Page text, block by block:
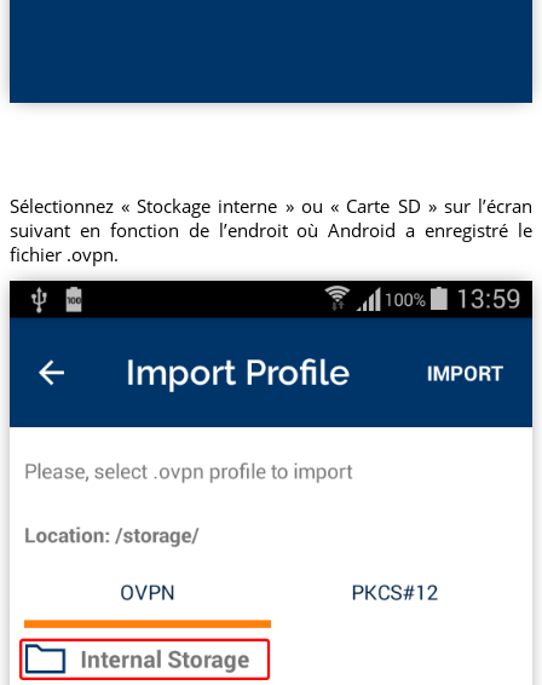
Sélectionnez « Stockage interne » ou « Carte SD » sur l’écran
suivant en fonction de l’endroit où Android a enregistré le
fichier .ovpn.